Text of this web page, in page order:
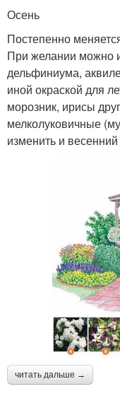
Осень
Постепенно
При желании можно
дельфиниума,
иной окраской для
морозник, ирисы
мелколуковичные
изменить и
читать дальше →